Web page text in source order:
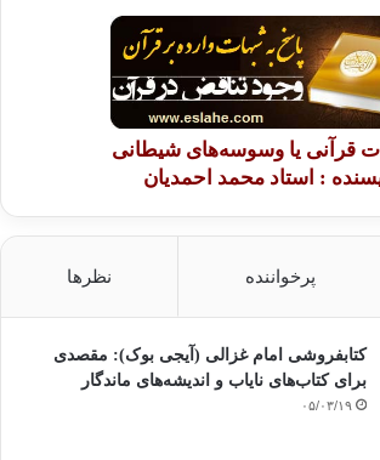
قرآنی یا وسوسه‌های شیطانی
: استاد محمد احمدیان
پرخواننده نظرها
کتابفروشی امام غزالی (آیجی بوک): مقصدی
برای کتاب‌های نایاب و اندیشه‌های ماندگار
۰۵/۰۳/۱۹